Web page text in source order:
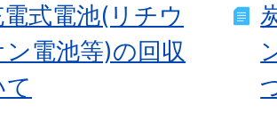
式電池(リチウ
電池等)の回収